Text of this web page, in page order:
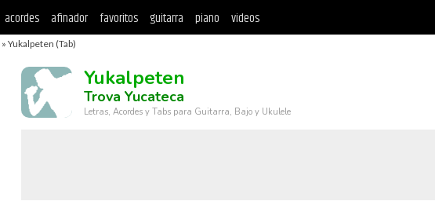
acordes afinador favoritos guitarra piano videos
» Yukalpeten (Tab)
Yukalpeten
Trova Yucateca
Letras, Acordes y Tabs para Guitarra, Bajo y Ukulele